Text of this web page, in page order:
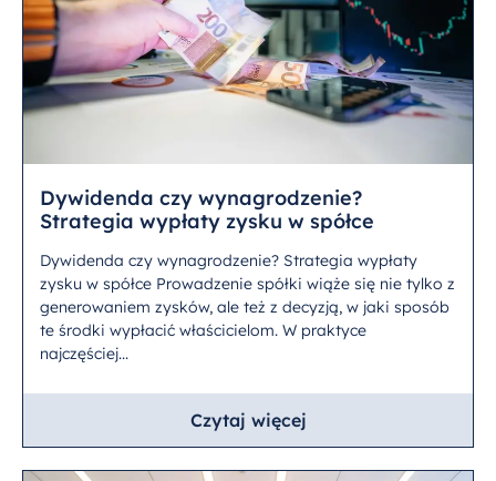
Dywidenda czy wynagrodzenie?
Strategia wypłaty zysku w spółce
Dywidenda czy wynagrodzenie? Strategia wypłaty
zysku w spółce Prowadzenie spółki wiąże się nie tylko z
generowaniem zysków, ale też z decyzją, w jaki sposób
te środki wypłacić właścicielom. W praktyce
najczęściej...
Czytaj więcej